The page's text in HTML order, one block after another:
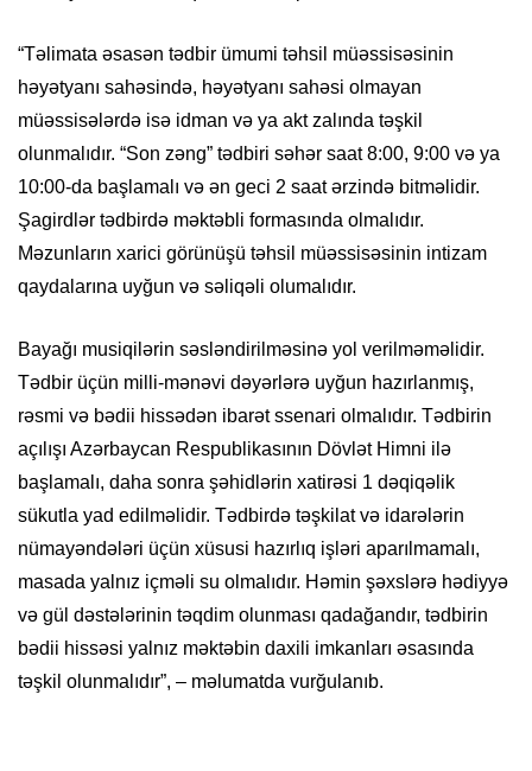
“Təlimata əsasən tədbir ümumi təhsil müəssisəsinin
həyətyanı sahəsində, həyətyanı sahəsi olmayan
müəssisələrdə isə idman və ya akt zalında təşkil
olunmalıdır. “Son zəng” tədbiri səhər saat 8:00, 9:00 və ya
10:00-da başlamalı və ən geci 2 saat ərzində bitməlidir.
Şagirdlər tədbirdə məktəbli formasında olmalıdır.
Məzunların xarici görünüşü təhsil müəssisəsinin intizam
qaydalarına uyğun və səliqəli olumalıdır.
Bayağı musiqilərin səsləndirilməsinə yol verilməməlidir.
Tədbir üçün milli-mənəvi dəyərlərə uyğun hazırlanmış,
rəsmi və bədii hissədən ibarət ssenari olmalıdır. Tədbirin
açılışı Azərbaycan Respublikasının Dövlət Himni ilə
başlamalı, daha sonra şəhidlərin xatirəsi 1 dəqiqəlik
sükutla yad edilməlidir. Tədbirdə təşkilat və idarələrin
nümayəndələri üçün xüsusi hazırlıq işləri aparılmamalı,
masada yalnız içməli su olmalıdır. Həmin şəxslərə hədiyyə
və gül dəstələrinin təqdim olunması qadağandır, tədbirin
bədii hissəsi yalnız məktəbin daxili imkanları əsasında
təşkil olunmalıdır”, – məlumatda vurğulanıb.